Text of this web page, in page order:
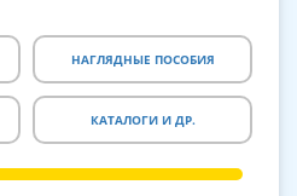
НАГЛЯДНЫЕ ПОСОБИЯ
КАТАЛОГИ И ДР.